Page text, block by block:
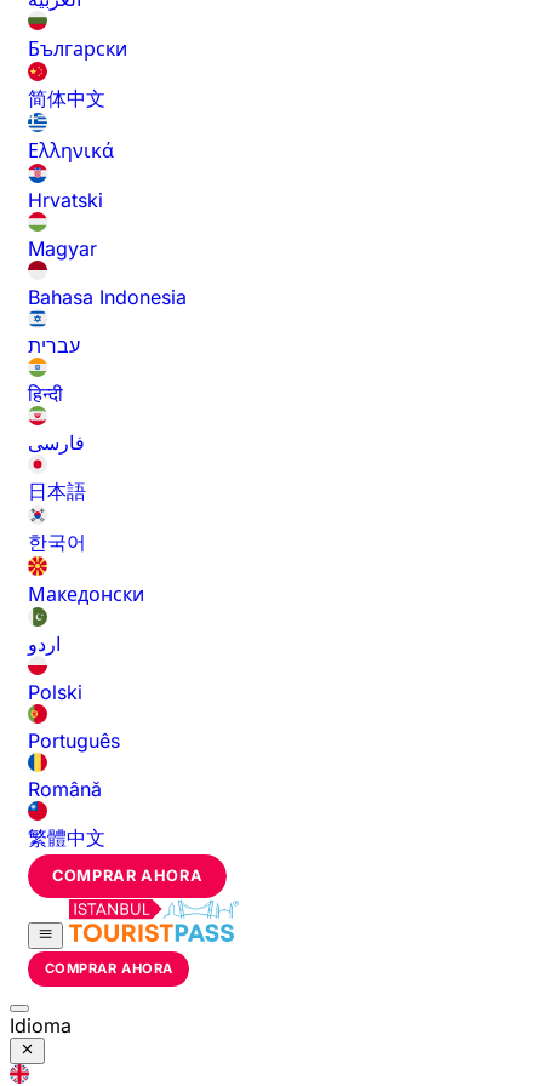
Български
简体中文
Ελληνικά
Hrvatski
Magyar
Bahasa Indonesia
עברית
हिन्दी
فارسی
日本語
한국어
Македонски
اردو
Polski
Português
Română
繁體中文
COMPRAR AHORA
COMPRAR AHORA
Idioma